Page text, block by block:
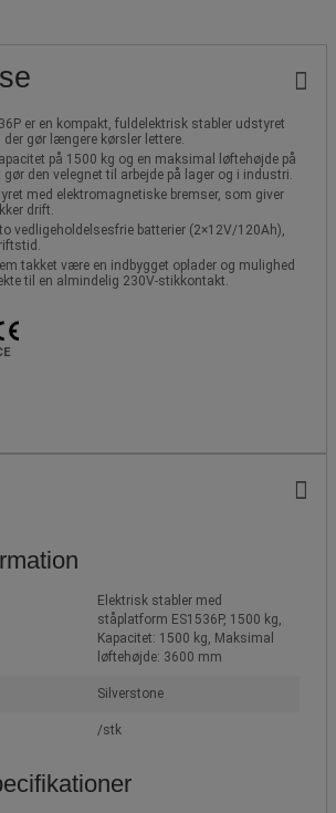
er en kompakt, fuldelektrisk stabler udstyret
gør længere kørsler lettere.
på 1500 kg og en maksimal løftehøjde på
den velegnet til arbejde på lager og i industri.
med elektromagnetiske bremser, som giver
drift.
vedligeholdelsesfrie batterier (2×12V/120Ah),
takket være en indbygget oplader og mulighed
til en almindelig 230V-stikkontakt.
Elektrisk stabler med
ståplatform ES1536P, 1500 kg,
Kapacitet: 1500 kg, Maksimal
løftehøjde: 3600 mm
Silverstone
/stk